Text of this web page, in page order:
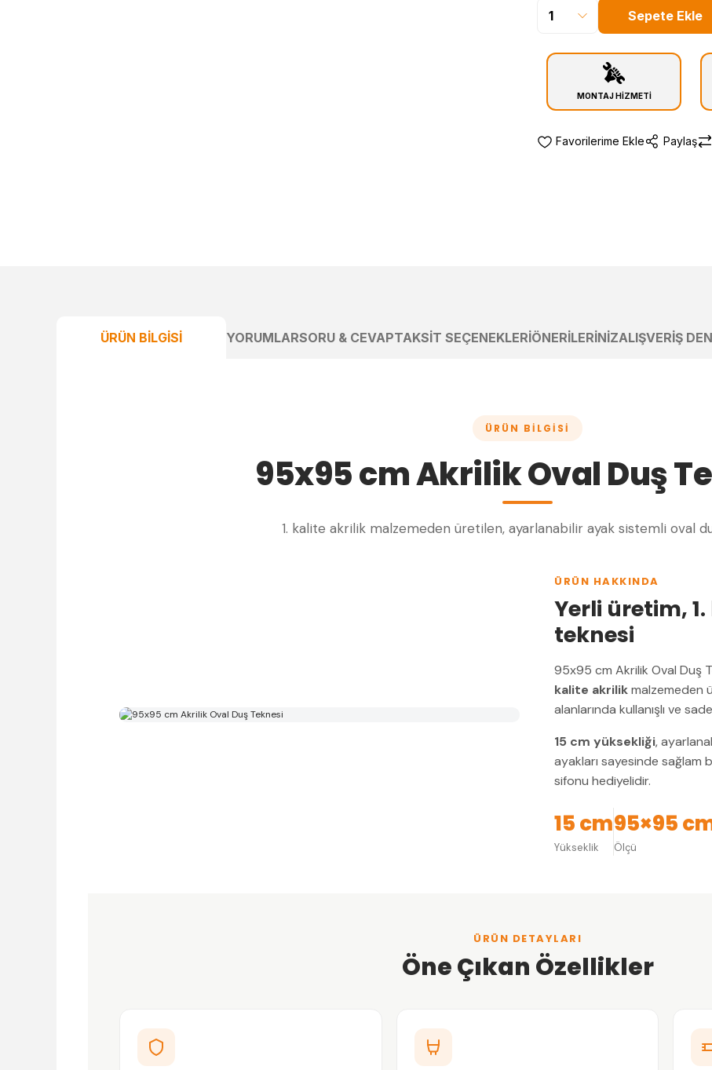
Sepete Ekle
MONTAJ HİZMETİ
Paylaş
ÜRÜN BILGISI YORUMLARSORU & CEVAPTAKSIT SEÇENEKLERIÖNERILERINIZALIŞVERIŞ
ÜRÜN BILGISI
95x95 cm Akrilik Oval Duş
1. kalite akrilik malzemeden üretilen, ayarlanabilir ayak sistemli oval
ÜRÜN HAKKINDA
Yerli üretim,
teknesi
95x95 cm Akrilik Oval Duş
kalite akrilikmalzemeden
alanlarında kullanışlı ve
15 cm yüksekliği,
ayakları sayesinde sağlam
sifonu hediyelidir.
15 cm
Yükseklik
95×95
Ölçü
ÜRÜN DETAYLARI
Öne Çıkan Özellikler